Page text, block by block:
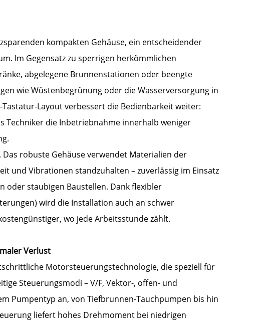
kompakten Gehäuse, ein entscheidender
Im Gegensatz zu sperrigen herkömmlichen
abgelegene Brunnenstationen oder beengte
wie Wüstenbegrünung oder die Wasserversorgung in
Layout verbessert die Bedienbarkeit weiter:
Techniker die Inbetriebnahme innerhalb weniger
robuste Gehäuse verwendet Materialien der
und Vibrationen standzuhalten – zuverlässig im Einsatz
oder staubigen Baustellen. Dank flexibler
wird die Installation auch an schwer
wo jede Arbeitsstunde zählt.
Verlust
Motorsteuerungstechnologie, die speziell für
Steuerungsmodi – V/F, Vektor-, offen- und
Pumpentyp an, von Tiefbrunnen-Tauchpumpen bis hin
liefert hohes Drehmoment bei niedrigen